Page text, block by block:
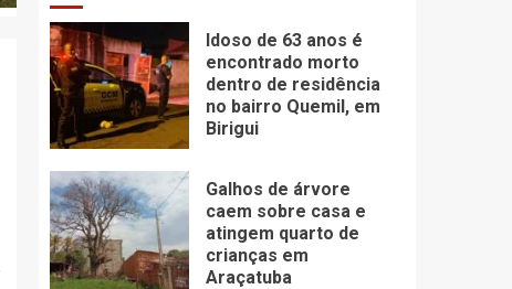
Idoso de 63 anos é
encontrado morto
dentro de residência
no bairro Quemil, em
Birigui
Galhos de árvore
caem sobre casa e
atingem quarto de
crianças em
Araçatuba